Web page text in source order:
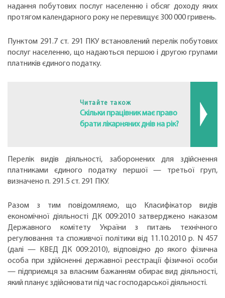
надання побутових послуг населенню і обсяг доходу яких
протягом календарного року не перевищує 300 000 гривень.
Пунктом 291.7 ст. 291 ПКУ встановлений перелік побутових
послуг населенню, що надаються першою і другою групами
платників єдиного податку.
Читайте також
Скільки працівник має право
брати лікарняних днів на рік?
Перелік видів діяльності, заборонених для здійснення
платниками єдиного податку першої — третьої груп,
визначено п. 291.5 ст. 291 ПКУ.
Разом з тим повідомляємо, що Класифікатор видів
економічної діяльності ДК 009:2010 затверджено наказом
Державного комітету України з питань технічного
регулювання та споживчої політики від 11.10.2010 р. N 457
(далі — КВЕД ДК 009:2010), відповідно до якого фізична
особа при здійсненні державної реєстрації фізичної особи
— підприємця за власним бажанням обирає вид діяльності,
який планує здійснювати під час господарської діяльності.